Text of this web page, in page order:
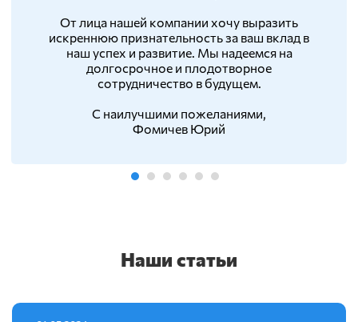
От лица нашей компании хочу выразить
искреннюю признательность за ваш вклад в
наш успех и развитие. Мы надеемся на
долгосрочное и плодотворное
сотрудничество в будущем.
С наилучшими пожеланиями,
Фомичев Юрий
Наши статьи